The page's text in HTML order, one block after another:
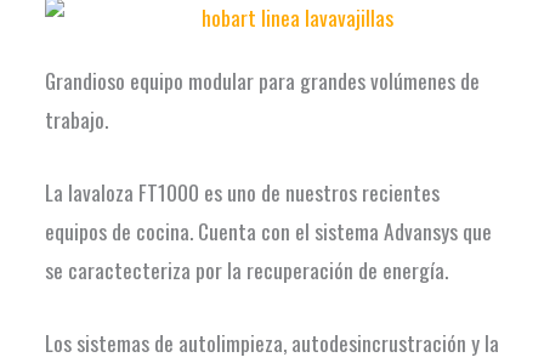
Grandioso equipo modular para grandes volúmenes de
trabajo.
La lavaloza FT1000 es uno de nuestros recientes
equipos de cocina. Cuenta con el sistema Advansys que
se caractecteriza por la recuperación de energía.
Los sistemas de autolimpieza, autodesincrustración y la